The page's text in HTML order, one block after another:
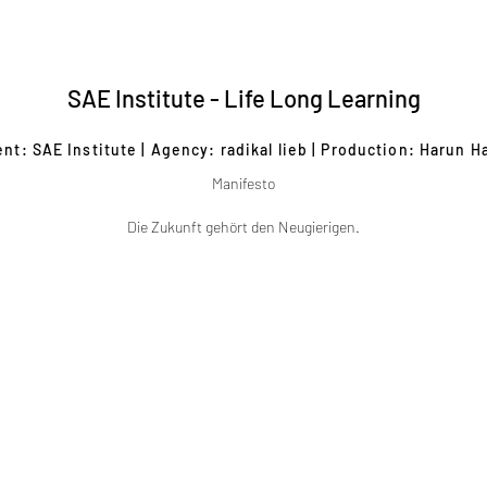
SAE Institute - Life Long Learning
SAE Institute | Agency: radikal lieb | Production: Harun
Manifesto
Die Zukunft gehört den Neugierigen.